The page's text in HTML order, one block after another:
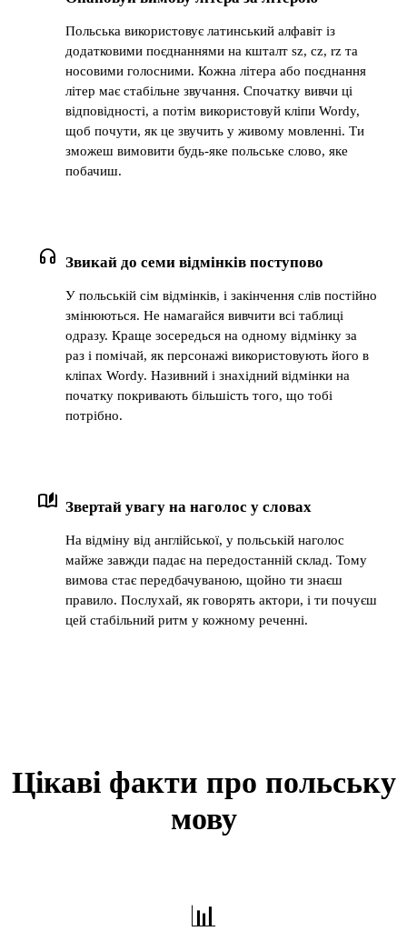
Польська використовує латинський алфавіт із
додатковими поєднаннями на кшталт sz, cz, rz та
носовими голосними. Кожна літера або поєднання
літер має стабільне звучання. Спочатку вивчи ці
відповідності, а потім використовуй кліпи Wordy,
щоб почути, як це звучить у живому мовленні. Ти
зможеш вимовити будь-яке польське слово, яке
побачиш.
headphones Звикай до семи відмінків поступово
У польській сім відмінків, і закінчення слів постійно
змінюються. Не намагайся вивчити всі таблиці
одразу. Краще зосередься на одному відмінку за
раз і помічай, як персонажі використовують його в
кліпах Wordy. Називний і знахідний відмінки на
початку покривають більшість того, що тобі
потрібно.
auto_stories Звертай увагу на наголос у словах
На відміну від англійської, у польській наголос
майже завжди падає на передостанній склад. Тому
вимова стає передбачуваною, щойно ти знаєш
правило. Послухай, як говорять актори, і ти почуєш
цей стабільний ритм у кожному реченні.
Цікаві факти про польську
мову
📊